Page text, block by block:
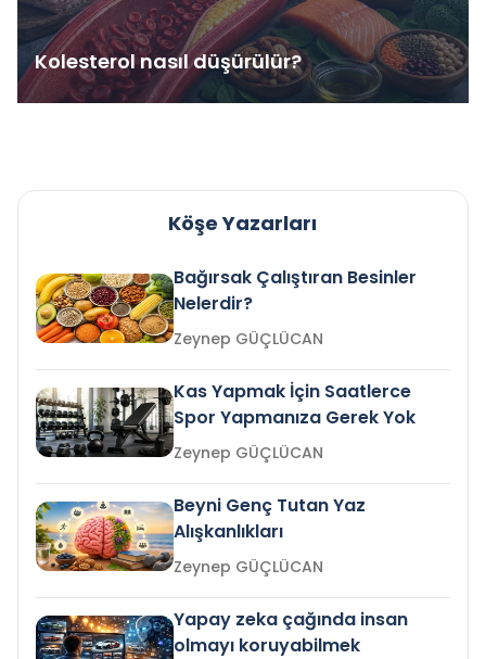
Kolesterol nasıl düşürülür?
Köşe Yazarları
Bağırsak Çalıştıran Besinler
Nelerdir?
Zeynep GÜÇLÜCAN
Kas Yapmak İçin Saatlerce
Spor Yapmanıza Gerek Yok
Zeynep GÜÇLÜCAN
Beyni Genç Tutan Yaz
Alışkanlıkları
Zeynep GÜÇLÜCAN
Yapay zeka çağında insan
olmayı koruyabilmek